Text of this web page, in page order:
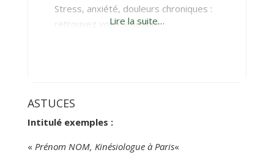
Stress, anxiété, douleurs chroniques :
retrouvez votre équilibre
douleurs chroniques ? Vous avez déjà
résultats durables ? La kinésiologie
vous offre une
Lire la suite…
ASTUCES
Intitulé exemples :
« Prénom NOM, Kinésiologue à Paris«